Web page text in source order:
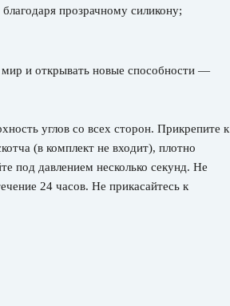
прозрачному силикону;
и открывать новые способности —
углов со всех сторон. Прикрепите к
(в комплект не входит), плотно
под давлением несколько секунд. Не
24 часов. Не прикасайтесь к